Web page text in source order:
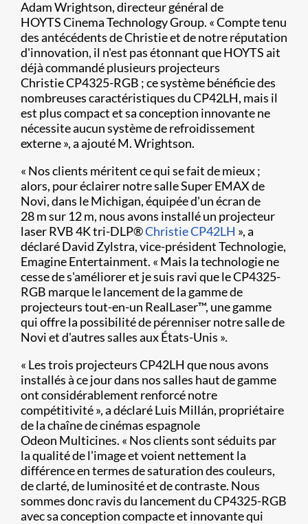
Adam Wrightson, directeur général de
HOYTS Cinema Technology Group. « Compte tenu
des antécédents de Christie et de notre réputation
d'innovation, il n'est pas étonnant que HOYTS ait
déjà commandé plusieurs projecteurs
Christie CP4325-RGB ; ce système bénéficie des
nombreuses caractéristiques du CP42LH, mais il
est plus compact et sa conception innovante ne
nécessite aucun système de refroidissement
externe », a ajouté M. Wrightson.
« Nos clients méritent ce qui se fait de mieux ;
alors, pour éclairer notre salle Super EMAX de
Novi, dans le Michigan, équipée d'un écran de
28 m sur 12 m, nous avons installé un projecteur
laser RVB 4K tri-DLP®Christie CP42LH », a
déclaré David Zylstra, vice-président Technologie,
Emagine Entertainment. « Mais la technologie ne
cesse de s'améliorer et je suis ravi que le CP4325-
RGB marque le lancement de la gamme de
projecteurs tout-en-un RealLaser™, une gamme
qui offre la possibilité de pérenniser notre salle de
Novi et d'autres salles aux États-Unis ».
« Les trois projecteurs CP42LH que nous avons
installés à ce jour dans nos salles haut de gamme
ont considérablement renforcé notre
compétitivité », a déclaré Luis Millán, propriétaire
de la chaîne de cinémas espagnole
Odeon Multicines. « Nos clients sont séduits par
la qualité de l'image et voient nettement la
différence en termes de saturation des couleurs,
de clarté, de luminosité et de contraste. Nous
sommes donc ravis du lancement du CP4325-RGB
avec sa conception compacte et innovante qui